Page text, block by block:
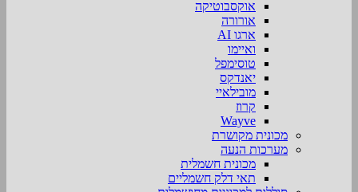
אוקסבוטיקה
אורורה
ארגו AI
ואיימו
טוסימפל
יאנדקס
מובילאיי
קרוז
Wayve
מכונית מקושרת
מערכות הנעה
מכונית חשמלית
תאי דלק חשמליים